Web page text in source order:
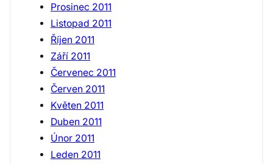
Prosinec 2011
Listopad 2011
Říjen 2011
Září 2011
Červenec 2011
Červen 2011
Květen 2011
Duben 2011
Únor 2011
Leden 2011